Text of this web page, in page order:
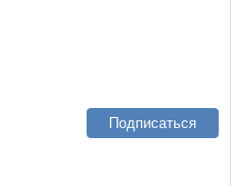
Подписаться